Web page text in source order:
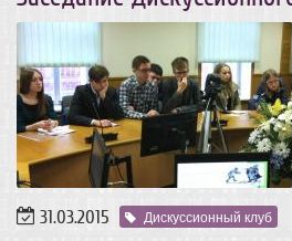
31.03.2015 Дискуссионный клуб